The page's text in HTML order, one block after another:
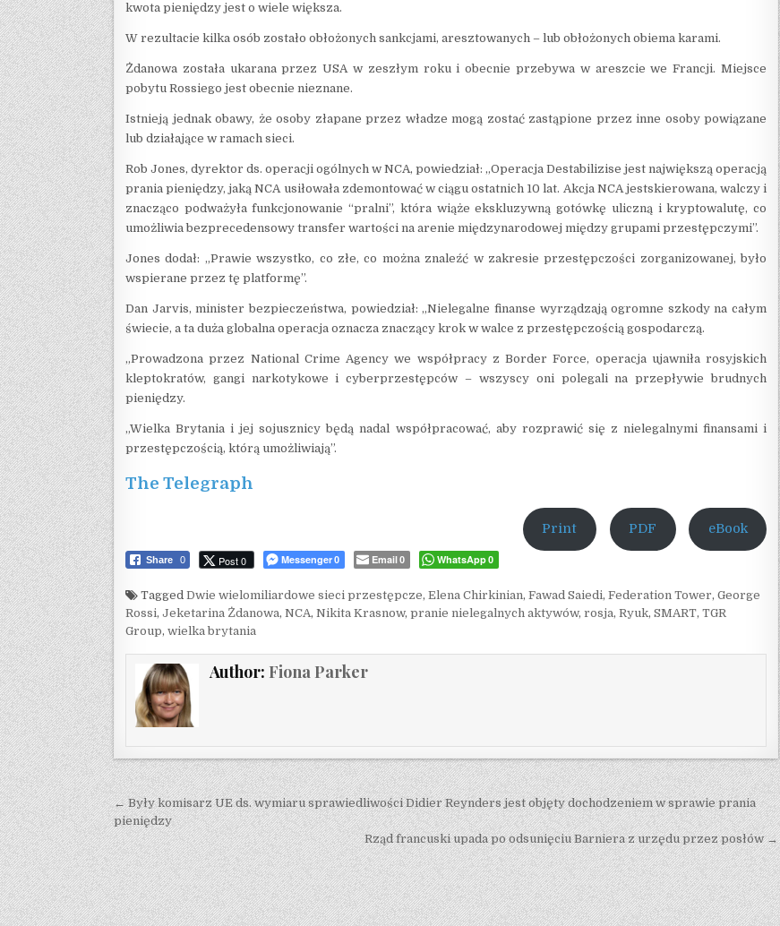
kwota pieniędzy jest o wiele większa.
W rezultacie kilka osób zostało obłożonych sankcjami, aresztowanych – lub obłożonych obiema karami.
Żdanowa została ukarana przez USA w zeszłym roku i obecnie przebywa w areszcie we Francji. Miejsce
pobytu Rossiego jest obecnie nieznane.
Istnieją jednak obawy, że osoby złapane przez władze mogą zostać zastąpione przez inne osoby powiązane
lub działające w ramach sieci.
Rob Jones, dyrektor ds. operacji ogólnych w NCA, powiedział: „Operacja Destabilizise jest największą operacją
prania pieniędzy, jaką NCA usiłowała zdemontować w ciągu ostatnich 10 lat. Akcja NCA jestskierowana, walczy i
znacząco podważyła funkcjonowanie “pralni”, która wiąże ekskluzywną gotówkę uliczną i kryptowalutę, co
umożliwia bezprecedensowy transfer wartości na arenie międzynarodowej między grupami przestępczymi”.
Jones dodał: „Prawie wszystko, co złe, co można znaleźć w zakresie przestępczości zorganizowanej, było
wspierane przez tę platformę”.
Dan Jarvis, minister bezpieczeństwa, powiedział: „Nielegalne finanse wyrządzają ogromne szkody na całym
świecie, a ta duża globalna operacja oznacza znaczący krok w walce z przestępczością gospodarczą.
„Prowadzona przez National Crime Agency we współpracy z Border Force, operacja ujawniła rosyjskich
kleptokratów, gangi narkotykowe i cyberprzestępców – wszyscy oni polegali na przepływie brudnych
pieniędzy.
„Wielka Brytania i jej sojusznicy będą nadal współpracować, aby rozprawić się z nielegalnymi finansami i
przestępczością, którą umożliwiają”.
The Telegraph
Print PDF eBook
Share 0 Post 0 Messenger0 Email0 WhatsApp0
Tagged Dwie wielomiliardowe sieci przestępcze, Elena Chirkinian, Fawad Saiedi, Federation Tower, George
Rossi, Jeketarina Żdanowa, NCA, Nikita Krasnow, pranie nielegalnych aktywów, rosja, Ryuk, SMART, TGR
Group, wielka brytania
Author: Fiona Parker
Post navigation
← Były komisarz UE ds. wymiaru sprawiedliwości Didier Reynders jest objęty dochodzeniem w sprawie prania
pieniędzy
Rząd francuski upada po odsunięciu Barniera z urzędu przez posłów →